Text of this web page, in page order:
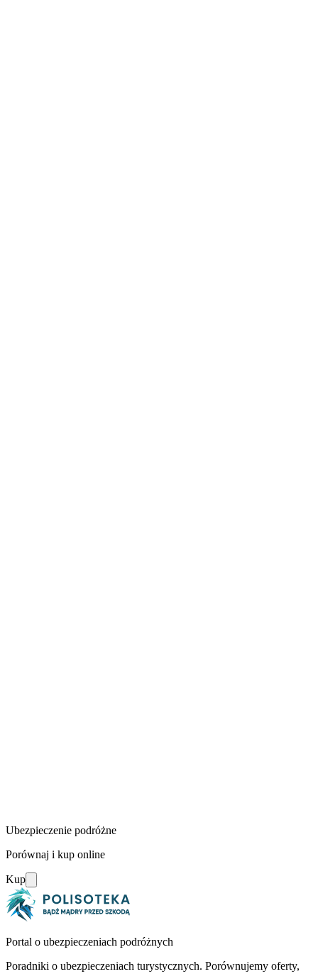
Ubezpieczenie podróżne
Porównaj i kup online
Kup
Portal o ubezpieczeniach podróżnych
Poradniki o ubezpieczeniach turystycznych. Porównujemy oferty,